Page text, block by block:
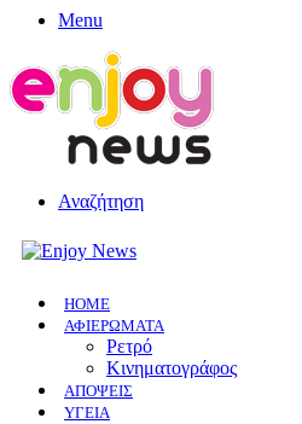
Menu
Αναζήτηση
HOME
ΑΦΙΕΡΩΜΑΤΑ
Ρετρό
Κινηματογράφος
ΑΠΟΨΕΙΣ
ΥΓΕΙΑ